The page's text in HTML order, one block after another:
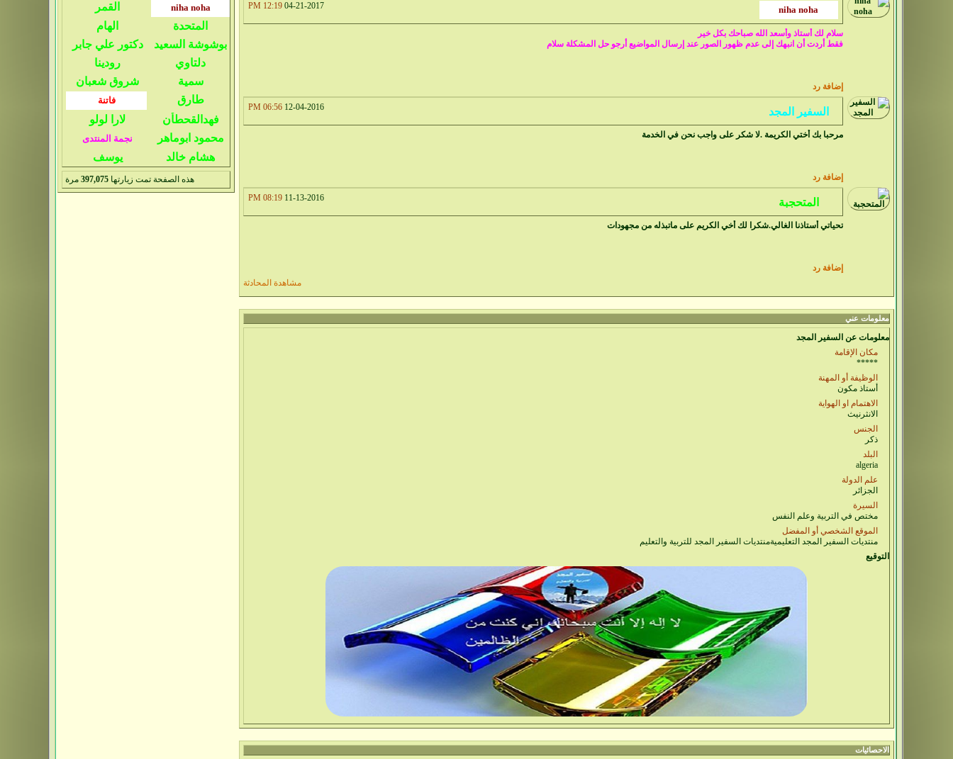
04-21-2017
12:19 PM
سلام لك أستاذ وأسعد الله صباحك بكل خير
فقط أردت أن انبهك إلى عدم ظهور الصور عند إرسال المواضيع أرجو حل المشكلة سلام
إضافة رد
12-04-2016
06:56 PM
مرحبا بك أختي الكريمة .لا شكر على واجب نحن في الخدمة
إضافة رد
11-13-2016
08:19 PM
تحياتي أستاذنا الغالي.شكرا لك أخي الكريم على ماتبذله من مجهودات
إضافة رد
مشاهدة المحادثة
معلومات عني
معلومات عن السفير المجد
مكان الإقامة
*****
الوظيفة أو المهنة
أستاذ مكون
الاهتمام او الهواية
الانثرنيث
الجنس
ذكر
البلد
algeria
علم الدولة
الجزائر
السيرة
مختص في التربية وعلم النفس
الموقع الشخصي أو المفضل
منتديات السفير المجد التعليميةمنتديات السفير المجد للتربية والتعليم
التوقيع
الاحصائيات
هذه الصفحة تمت زيارتها 397,075مرة